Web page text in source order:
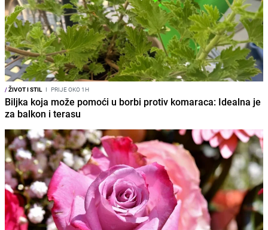
/ŽIVOT I STIL I PRIJE OKO 1H
Biljka koja može pomoći u borbi protiv komaraca: Idealna je
za balkon i terasu